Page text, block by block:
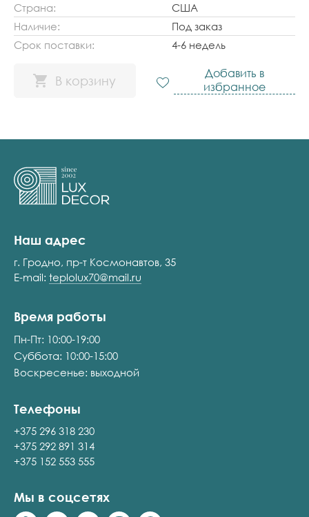
Страна:
США
Наличие:
Под заказ
Срок поставки:
4-6 недель
В корзину
Добавить в
избранное
Наш адрес
г. Гродно, пр-т Космонавтов, 35
E-mail: teplolux70@mail.ru
Время работы
Пн-Пт: 10:00-19:00
Суббота: 10:00-15:00
Воскресенье: выходной
Телефоны
+375 296 318 230
+375 292 891 314
+375 152 553 555
Мы в соцсетях